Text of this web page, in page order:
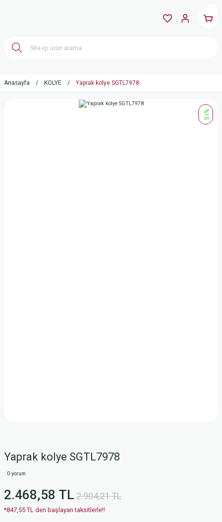
Anasayfa KOLYE Yaprak kolye SGTL7978
%15
Yaprak kolye SGTL7978
0 yorum
2.468,58 TL 2.904,21 TL
*847,55 TL den başlayan taksitlerle!!